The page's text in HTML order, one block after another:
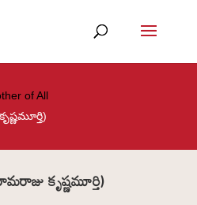
of All
కృష్ణమూర్తి)